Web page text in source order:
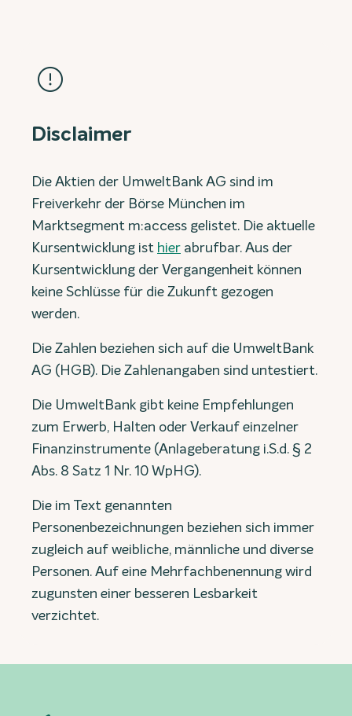
Disclaimer
Die Aktien der UmweltBank AG sind im
Freiverkehr der Börse München im
Marktsegment m:access gelistet. Die aktuelle
Kursentwicklung ist hier abrufbar. Aus der
Kursentwicklung der Vergangenheit können
keine Schlüsse für die Zukunft gezogen
werden.
Die Zahlen beziehen sich auf die UmweltBank
AG (HGB). Die Zahlenangaben sind untestiert.
Die UmweltBank gibt keine Empfehlungen
zum Erwerb, Halten oder Verkauf einzelner
Finanzinstrumente (Anlageberatung i.S.d. § 2
Abs. 8 Satz 1 Nr. 10 WpHG).
Die im Text genannten
Personenbezeichnungen beziehen sich immer
zugleich auf weibliche, männliche und diverse
Personen. Auf eine Mehrfachbenennung wird
zugunsten einer besseren Lesbarkeit
verzichtet.